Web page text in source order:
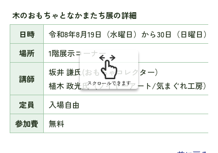
み
の
木のおもちゃとなかまたち展の詳細
日時
令和8年8月19日（水曜日）から30日（日曜日）
場所
1階展示コーナー
講師
坂井 謙氏(おもちゃコレクター）
植木 政光氏（ワイヤーアート/気まぐれ工房）
定員
入場自由
参加費
無料
スクロールできます